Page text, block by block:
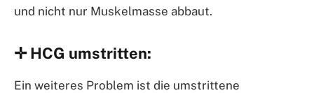
und nicht nur Muskelmasse abbaut.
✛ HCG umstritten:
Ein weiteres Problem ist die umstrittene